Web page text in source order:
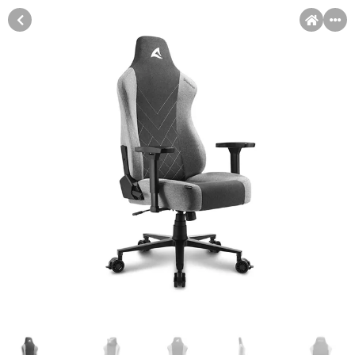
Pomoć pri kupovini